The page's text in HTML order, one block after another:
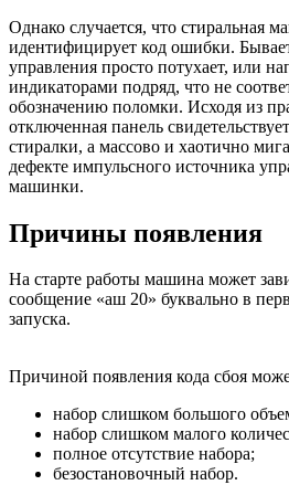
Однако случается, что стиральная
идентифицирует код ошибки.
управления просто потухает, или
индикаторами подряд, что не
обозначению поломки. Исходя из
отключенная панель
стиралки, а массово и хаотично
дефекте импульсного источника
машинки.
Причины появления
На старте работы машина может
сообщение «аш 20» буквально в
запуска.
Причиной появления кода сбоя
набор слишком большого
набор слишком малого
полное отсутствие набора;
безостановочный набор.